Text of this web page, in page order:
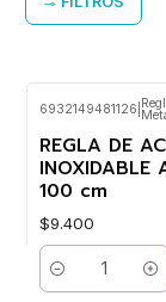
6932149481126
REGLA DE
INOXIDABLE
100 cm
$9.400
Cantidad